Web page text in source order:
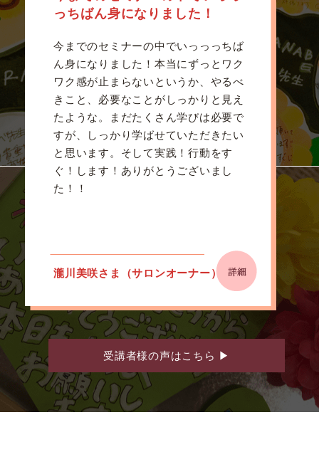
っちばん身になりました！
今までのセミナーの中でいっっっちば
ん身になりました！本当にずっとワク
ワク感が止まらないというか、やるべ
きこと、必要なことがしっかりと見え
たような。まだたくさん学びは必要で
すが、しっかり学ばせていただきたい
と思います。そして実践！行動をす
ぐ！します！ありがとうございまし
た！！
瀧川美咲さま（サロンオーナー）
受講者様の声はこちら ▶